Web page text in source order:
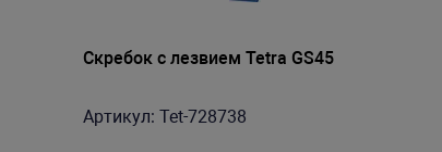
Скребок с лезвием Tetra GS45
Артикул: Tet-728738